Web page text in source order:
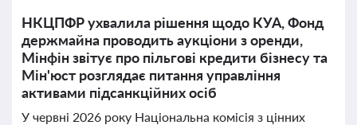
НКЦПФР ухвалила рішення щодо КУА, Фонд
держмайна проводить аукціони з оренди,
Мінфін звітує про пільгові кредити бізнесу та
Мін'юст розглядає питання управління
активами підсанкційних осіб
У червні 2026 року Національна комісія з цінних